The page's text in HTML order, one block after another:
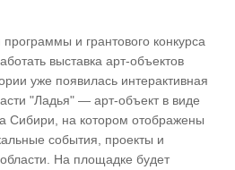
и грантового конкурса
выставка арт-объектов
уже появилась интерактивная
"Ладья" — арт-объект в виде
Сибири, на котором отображены
события, проекты и
На площадке будет